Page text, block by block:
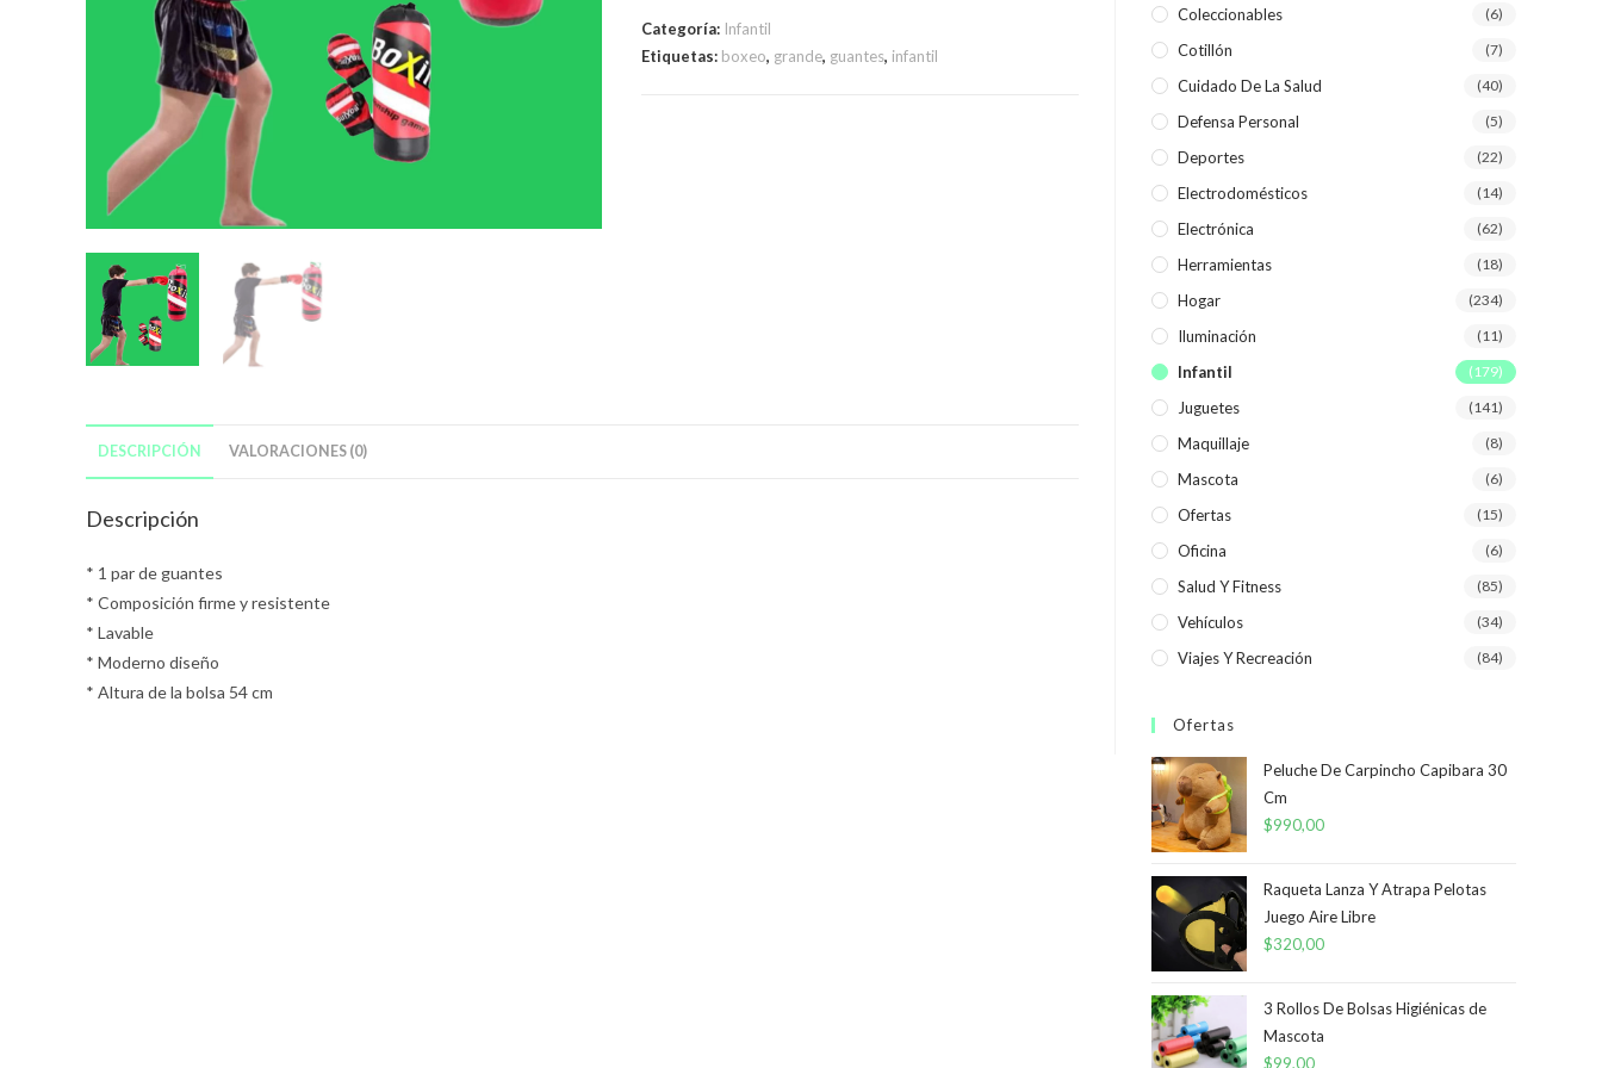
Categoría: Infantil
Etiquetas: boxeo, grande, guantes, infantil
DESCRIPCIÓN VALORACIONES (0)
Descripción
* 1 par de guantes
* Composición firme y resistente
* Lavable
* Moderno diseño
* Altura de la bolsa 54 cm
Coleccionables (6)
Cotillón (7)
Cuidado De La Salud (40)
Defensa Personal (5)
Deportes (22)
Electrodomésticos (14)
Electrónica (62)
Herramientas (18)
Hogar (234)
Iluminación (11)
Infantil (179)
Juguetes (141)
Maquillaje (8)
Mascota (6)
Ofertas (15)
Oficina (6)
Salud Y Fitness (85)
Vehículos (34)
Viajes Y Recreación (84)
Ofertas
Peluche De Carpincho Capibara 30
Cm
$990,00
Raqueta Lanza Y Atrapa Pelotas
Juego Aire Libre
$320,00
3 Rollos De Bolsas Higiénicas de
Mascota
$99,00